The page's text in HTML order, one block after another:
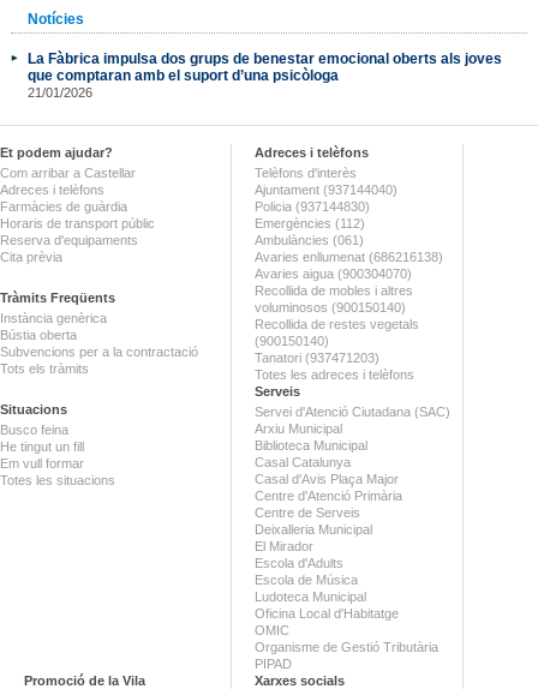
Notícies
La Fàbrica impulsa dos grups de benestar emocional oberts als joves
que comptaran amb el suport d’una psicòloga
21/01/2026
Et podem ajudar?
Com arribar a Castellar
Adreces i telèfons
Farmàcies de guàrdia
Horaris de transport públic
Reserva d'equipaments
Cita prèvia
Tràmits Freqüents
Instància genèrica
Bústia oberta
Subvencions per a la contractació
Tots els tràmits
Situacions
Busco feina
He tingut un fill
Em vull formar
Totes les situacions
Adreces i telèfons
Telèfons d'interès
Ajuntament (937144040)
Policia (937144830)
Emergències (112)
Ambulàncies (061)
Avaries enllumenat (686216138)
Avaries aigua (900304070)
Recollida de mobles i altres
voluminosos (900150140)
Recollida de restes vegetals
(900150140)
Tanatori (937471203)
Totes les adreces i telèfons
Serveis
Servei d'Atenció Ciutadana (SAC)
Arxiu Municipal
Biblioteca Municipal
Casal Catalunya
Casal d'Avis Plaça Major
Centre d'Atenció Primària
Centre de Serveis
Deixalleria Municipal
El Mirador
Escola d'Adults
Escola de Música
Ludoteca Municipal
Oficina Local d'Habitatge
OMIC
Organisme de Gestió Tributària
PIPAD
Promoció de la Vila
Xarxes socials